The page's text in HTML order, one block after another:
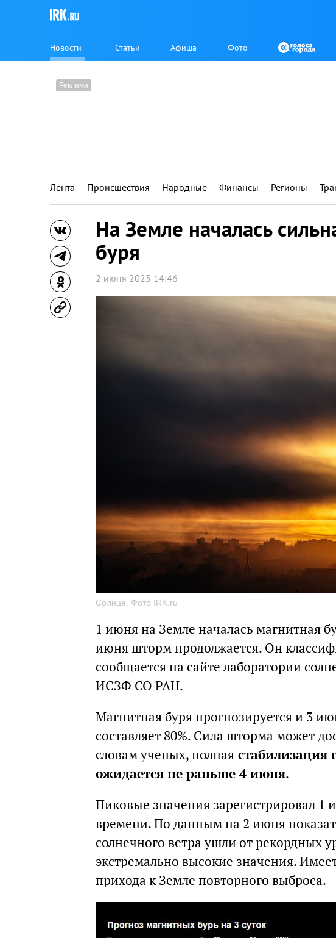
Новости Статьи Афиша Фото
Лента Происшествия Народные Финансы Регионы
На Земле началась
буря
2 июня 2025 14:46
Солнце. Фото IRK.ru
1 июня на Земле началась магнитная
июня шторм продолжается. Он
сообщается на сайте лаборатории
ИСЗФ СО РАН.
Магнитная буря прогнозируется и 3
составляет 80%. Сила шторма может
словам ученых, полная стабилизация
ожидается не раньше 4 июня.
Пиковые значения зарегистрировал 1
времени. По данным на 2 июня
солнечного ветра ушли от рекордных
экстремально высокие значения.
прихода к Земле повторного выброса.